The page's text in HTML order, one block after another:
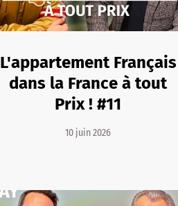
L'appartement Français
dans la France à tout
Prix ! #11
10 juin 2026